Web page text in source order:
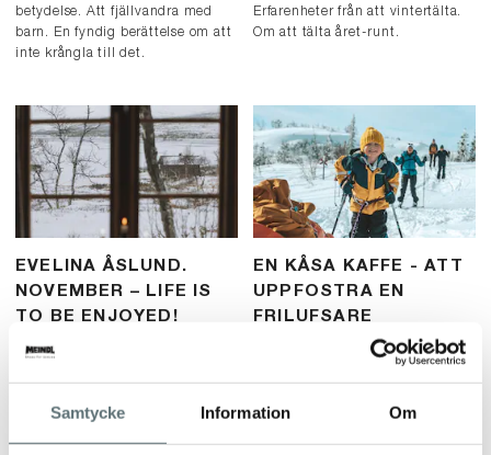
Samtycke Information Om
betydelse. Att fjällvandra med
barn. En fyndig berättelse om att
inte krångla till det.
Erfarenheter från att vintertälta.
Om att tälta året-runt.
EVELINA ÅSLUND.
NOVEMBER – LIFE IS
TO BE ENJOYED!
Blogginlägg från vår Meindl-vän
för reflektion och tid för vila.
EN KÅSA KAFFE - ATT
UPPFOSTRA EN
FRILUFSARE
Blogginlägg från vår Meindl-vän
Viktor Lidin. Om att uppfostra
fjällvandra med barn. En fin